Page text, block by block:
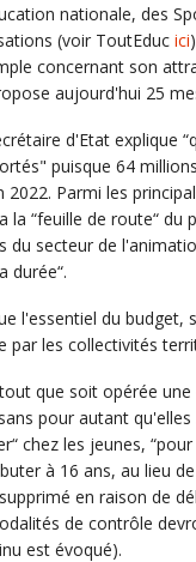
nationale, des
(voir ToutEduc ici
concernant son
aujourd'hui 25
d'Etat explique
puisque 64
Parmi les
la “feuille de route“ du
du secteur de
durée“.
l'essentiel du budget,
par les collectivités
que soit opérée
pour autant qu'elles
chez les jeunes,
à 16 ans, au lieu
en raison de
de contrôle
est évoqué).